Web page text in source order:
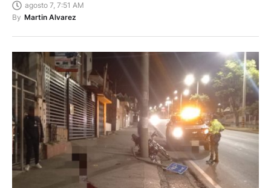
agosto 7, 7:51 AM
By Martin Alvarez